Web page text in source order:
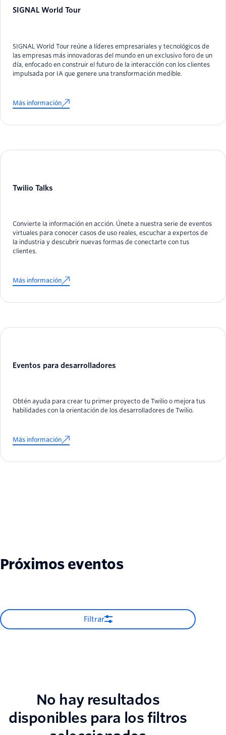
SIGNAL World Tour
SIGNAL World Tour reúne a líderes empresariales y tecnológicos de
las empresas más innovadoras del mundo en un exclusivo foro de un
día, enfocado en construir el futuro de la interacción con los clientes
impulsada por IA que genere una transformación medible.
Más información
Twilio Talks
Convierte la información en acción. Únete a nuestra serie de eventos
virtuales para conocer casos de uso reales, escuchar a expertos de
la industria y descubrir nuevas formas de conectarte con tus
clientes.
Más información
Eventos para desarrolladores
Obtén ayuda para crear tu primer proyecto de Twilio o mejora tus
habilidades con la orientación de los desarrolladores de Twilio.
Más información
Próximos eventos
Filtrar
No hay resultados
disponibles para los filtros